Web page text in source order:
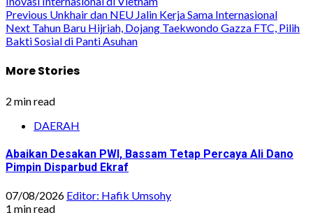
Post
navigation
Previous Unkhair dan NEU Jalin Kerja Sama Internasional
Next Tahun Baru Hijriah, Dojang Taekwondo Gazza FTC, Pilih
Bakti Sosial di Panti Asuhan
More Stories
2 min read
DAERAH
Abaikan Desakan PWI, Bassam Tetap Percaya Ali Dano
Pimpin Disparbud Ekraf
07/08/2026 Editor: Hafik Umsohy
1 min read